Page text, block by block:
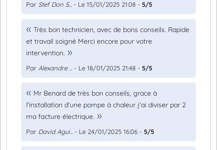
Par Stef Don S... - Le 15/01/2025 21:08 - 5/5
Très bon technicien, avec de bons conseils. Rapide
et travail soigné Merci encore pour votre
intervention.
Par Alexandre ... - Le 18/01/2025 21:48 - 5/5
Mr Benard de très bon conseils, grace à
l'installation d'une pompe à chaleur j'ai diviser par 2
ma facture électrique.
Par David Agui... - Le 24/01/2025 16:06 - 5/5